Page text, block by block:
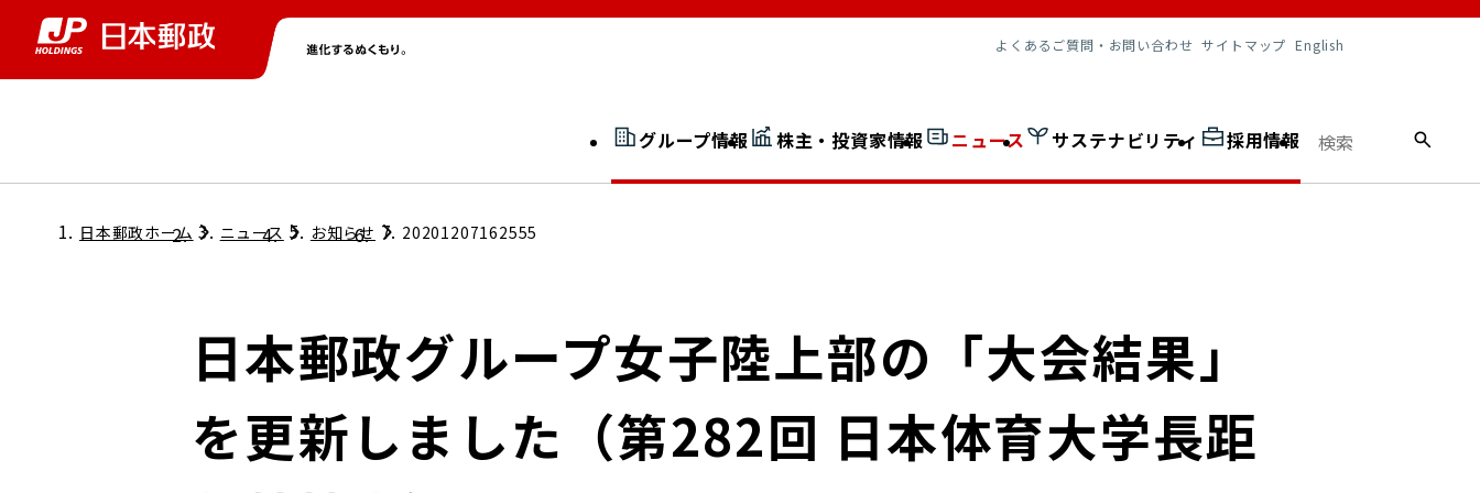
よくあるご質問・お問い合わせ サイトマップ English
グループ情報
グループ情報トップ 社長室通信
JP 改革実行委員会
広告ギャラリー
株主・投資家情報
株主・投資家情報トップ
個人投資家のみなさまへ
ニュース
ニューストップ
サステナビリティ
サステナビリティトップ
担当役員メッセージ
サステナビリティマネジメント
開示情報検索
採用情報
採用情報トップ
日本郵政ホーム ニュース お知らせ 20201207162555
日本郵政グループ女子陸上部の「大会結果」
を更新しました（第282回 日本体育大学長距